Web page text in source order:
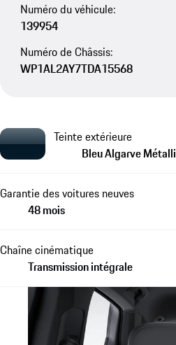
Numéro du véhicule:
139954
Numéro de Châssis:
WP1AL2AY7TDA15568
Teinte extérieure
Bleu Algarve
Garantie des voitures neuves
48 mois
Chaîne cinématique
Transmission intégrale